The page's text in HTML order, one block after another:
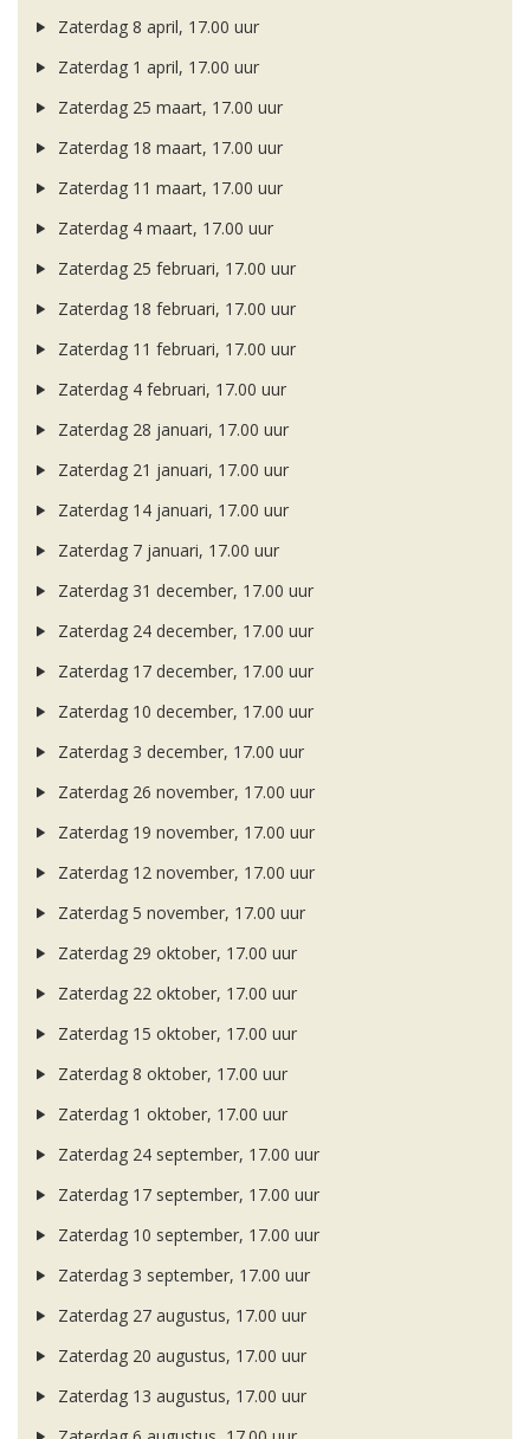
Zaterdag 8 april, 17.00 uur
Zaterdag 1 april, 17.00 uur
Zaterdag 25 maart, 17.00 uur
Zaterdag 18 maart, 17.00 uur
Zaterdag 11 maart, 17.00 uur
Zaterdag 4 maart, 17.00 uur
Zaterdag 25 februari, 17.00 uur
Zaterdag 18 februari, 17.00 uur
Zaterdag 11 februari, 17.00 uur
Zaterdag 4 februari, 17.00 uur
Zaterdag 28 januari, 17.00 uur
Zaterdag 21 januari, 17.00 uur
Zaterdag 14 januari, 17.00 uur
Zaterdag 7 januari, 17.00 uur
Zaterdag 31 december, 17.00 uur
Zaterdag 24 december, 17.00 uur
Zaterdag 17 december, 17.00 uur
Zaterdag 10 december, 17.00 uur
Zaterdag 3 december, 17.00 uur
Zaterdag 26 november, 17.00 uur
Zaterdag 19 november, 17.00 uur
Zaterdag 12 november, 17.00 uur
Zaterdag 5 november, 17.00 uur
Zaterdag 29 oktober, 17.00 uur
Zaterdag 22 oktober, 17.00 uur
Zaterdag 15 oktober, 17.00 uur
Zaterdag 8 oktober, 17.00 uur
Zaterdag 1 oktober, 17.00 uur
Zaterdag 24 september, 17.00 uur
Zaterdag 17 september, 17.00 uur
Zaterdag 10 september, 17.00 uur
Zaterdag 3 september, 17.00 uur
Zaterdag 27 augustus, 17.00 uur
Zaterdag 20 augustus, 17.00 uur
Zaterdag 13 augustus, 17.00 uur